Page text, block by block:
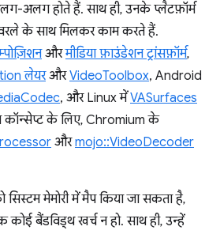
अलग होते हैं. साथ ही, उनके प्लैटफ़ॉर्म
के साथ मिलकर काम करते हैं.
औरमीडिया फ़ाउंडेशन ट्रांसफ़ॉर्म,
लेयरऔरVideoToolbox, Android
, और Linux मेंVASurfaces
कॉन्सेप्ट के लिए, Chromium के
औरmojo::VideoDecoder
मेमोरी में मैप किया जा सकता है,
बैंडविड्थ खर्च न हो. साथ ही, उन्हें